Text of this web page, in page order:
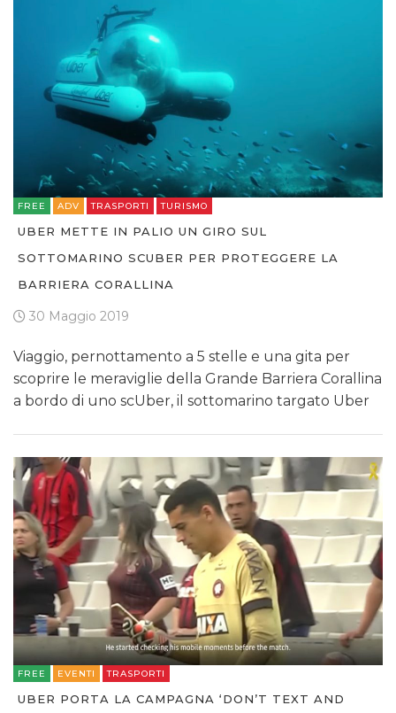
FREE ADV TRASPORTI TURISMO
UBER METTE IN PALIO UN GIRO SUL
SOTTOMARINO SCUBER PER PROTEGGERE LA
BARRIERA CORALLINA
30 Maggio 2019
Viaggio, pernottamento a 5 stelle e una gita per
scoprire le meraviglie della Grande Barriera Corallina
a bordo di uno scUber, il sottomarino targato Uber
FREE EVENTI TRASPORTI
UBER PORTA LA CAMPAGNA ‘DON’T TEXT AND